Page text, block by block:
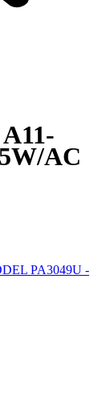
AC
PA3049U -